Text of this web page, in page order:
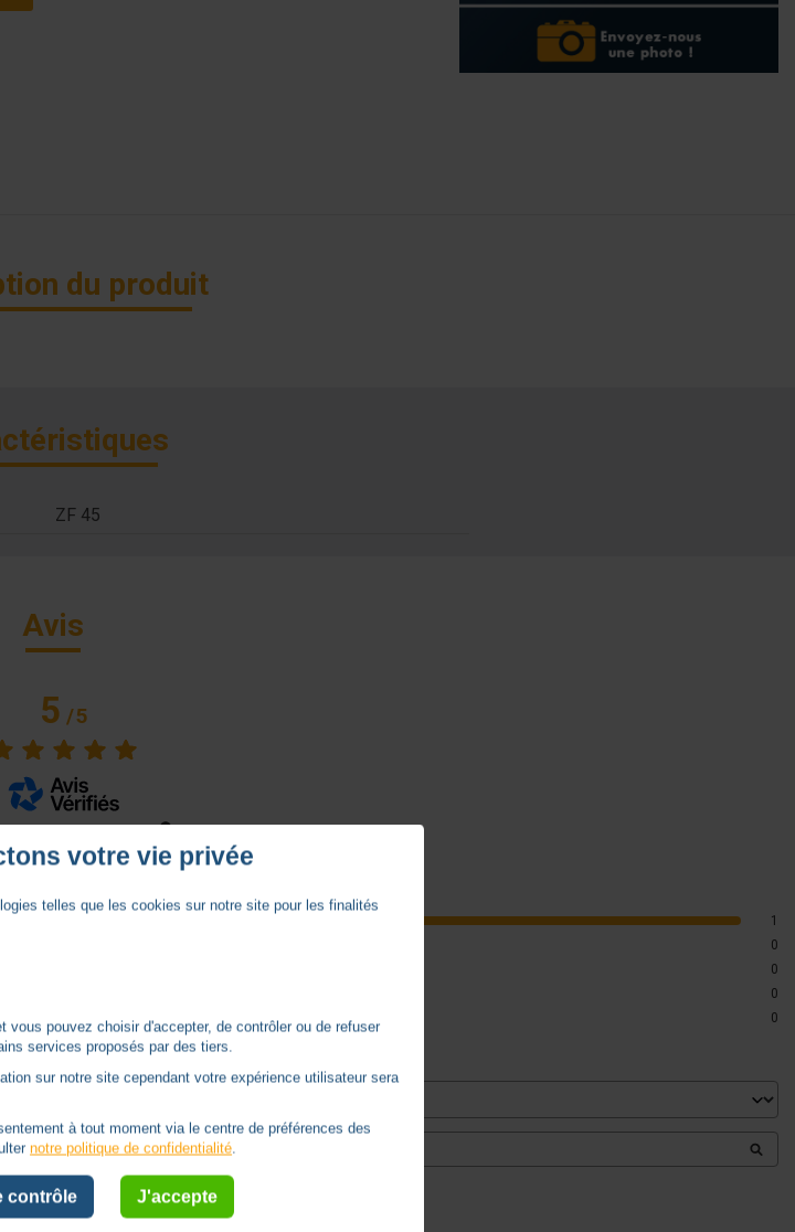
du produit
ZF 45
Avis
5/5
contrôle
1
0
0
0
0
votre vie privée
telles que les cookies sur notre site pour les finalités
pouvez choisir d'accepter, de contrôler ou de refuser
services proposés par des tiers.
sur notre site cependant votre expérience utilisateur sera
à tout moment via le centre de préférences des
notre politique de confidentialité.
contrôle J'accepte